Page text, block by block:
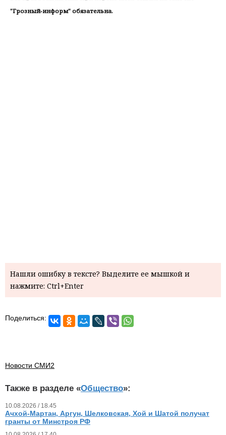
"Грозный-информ" обязательна.
Нашли ошибку в тексте? Выделите ее мышкой и
нажмите: Ctrl+Enter
Поделиться:
Новости СМИ2
Также в разделе «Общество»:
10.08.2026 / 18.45
Ачхой-Мартан, Аргун, Шелковская, Хой и Шатой получат
гранты от Минстроя РФ